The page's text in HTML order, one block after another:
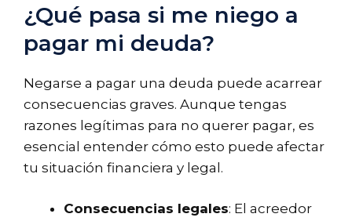
¿Qué pasa si me niego a
pagar mi deuda?
Negarse a pagar una deuda puede acarrear
consecuencias graves. Aunque tengas
razones legítimas para no querer pagar, es
esencial entender cómo esto puede afectar
tu situación financiera y legal.
Consecuencias legales: El acreedor